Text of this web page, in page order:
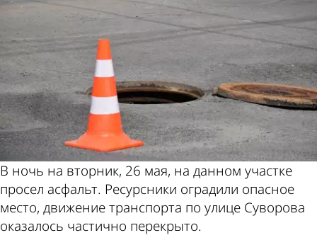
В ночь на вторник, 26 мая, на данном участке
просел асфальт. Ресурсники оградили опасное
место, движение транспорта по улице Суворова
оказалось частично перекрыто.